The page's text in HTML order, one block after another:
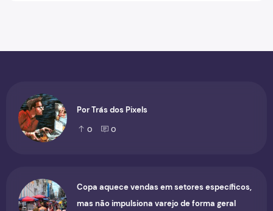
Por Trás dos Pixels
0 0
Copa aquece vendas em setores específicos,
mas não impulsiona varejo de forma geral